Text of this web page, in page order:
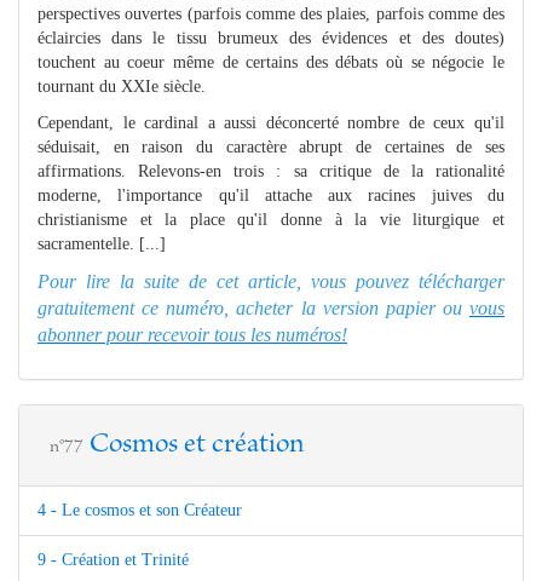
perspectives ouvertes (parfois comme des plaies, parfois comme des
éclaircies dans le tissu brumeux des évidences et des doutes)
touchent au coeur même de certains des débats où se négocie le
tournant du XXIe siècle.
Cependant, le cardinal a aussi déconcerté nombre de ceux qu'il
séduisait, en raison du caractère abrupt de certaines de ses
affirmations. Relevons-en trois : sa critique de la rationalité
moderne, l'importance qu'il attache aux racines juives du
christianisme et la place qu'il donne à la vie liturgique et
sacramentelle. [...]
Pour lire la suite de cet article, vous pouvez télécharger
gratuitement ce numéro, acheter la version papier ou vous
abonner pour recevoir tous les numéros!
n°77 Cosmos et création
4 - Le cosmos et son Créateur
9 - Création et Trinité